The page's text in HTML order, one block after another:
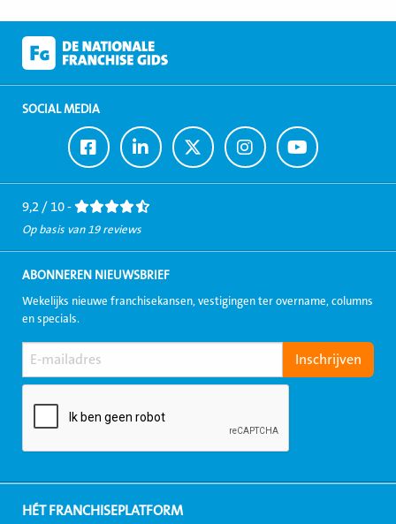
SOCIAL MEDIA
Ga
naar
Facebook
Ga
naar
LinkedIn
Ga
naar
Twitter
Ga
naar
Instagram
Ga
naar
Youtube
9,2 / 10 -
Op basis van 19 reviews
ABONNEREN NIEUWSBRIEF
Wekelijks nieuwe franchisekansen, vestigingen ter overname, columns
en specials.
HÉT FRANCHISEPLATFORM